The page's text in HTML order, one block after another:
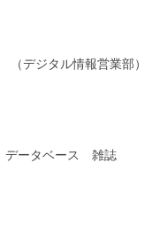
（デジタル情報営業部）
データベース 雑誌